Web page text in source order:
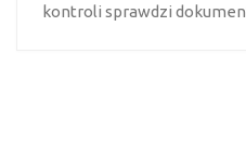
kontroli sprawdzi